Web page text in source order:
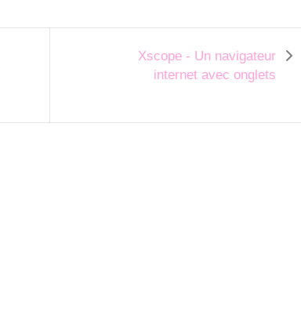
Xscope - Un navigateur
internet avec onglets